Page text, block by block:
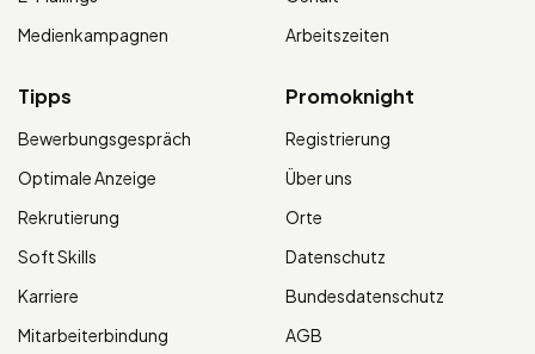
Medienkampagnen
Arbeitszeiten
Tipps
Bewerbungsgespräch
Optimale Anzeige
Rekrutierung
Soft Skills
Karriere
Mitarbeiterbindung
Promoknight
Registrierung
Über uns
Orte
Datenschutz
Bundesdatenschutz
AGB